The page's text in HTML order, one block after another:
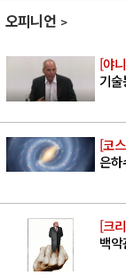
오피니언
[야
기
[코
은
[크
백